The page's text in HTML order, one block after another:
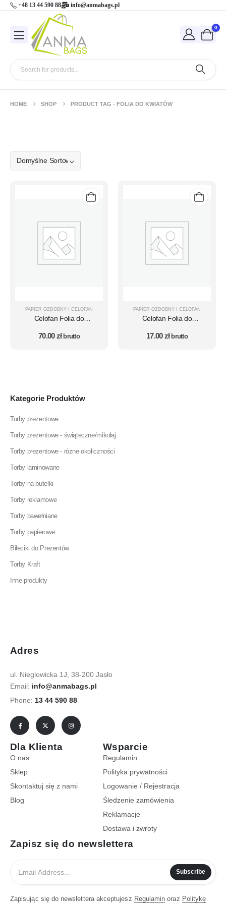
+48 13 44 590 88 info@anmabags.pl
0
HOME SHOP PRODUCT TAG - FOLIA DO KWIATÓW
PAPIER OZDOBNY I CELOFAN
Celofan Folia do
Florystyczna ARKUSZ
70.00zł brutto
PAPIER OZDOBNY I CELOFAN
Celofan Folia do
Florystyczna ARKUSZ
17.00zł brutto
Kategorie Produktów
Torby prezentowe
Torby prezentowe - świąteczne/mikołaj
Torby prezentowe - różne okoliczności
Torby laminowane
Torby na butelki
Torby reklamowe
Torby bawełniane
Torby papierowe
Bileciki do Prezentów
Torby Kraft
Inne produkty
Adres
ul. Nieglowicka 1J, 38-200 Jasło
Email: info@anmabags.pl
Phone: 13 44 590 88
Dla Klienta
O nas
Sklep
Skontaktuj się z nami
Blog
Wsparcie
Regulamin
Polityka prywatności
Logowanie / Rejestracja
Śledzenie zamówienia
Reklamacje
Dostawa i zwroty
Zapisz się do newslettera
Subscribe
Zapisując się do newslettera akceptujesz Regulamin oraz Politykę